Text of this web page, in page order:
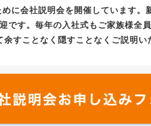
に会社説明会を開催しています。
です。毎年の入社式もご家族様全
余すことなく隠すことなくご説明い